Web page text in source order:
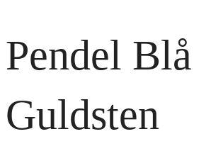
Pendel Blå
Guldsten